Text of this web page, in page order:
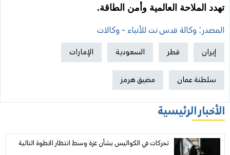
تهدد الملاحة العالمية وأمن الطاقة.
المصدر: وكالة قدس نت للأنباء - وكالات
إيران قطر السعودية الإمارات
سلطنة عمان مضيق هرمز
الأخبار الرئيسية
تحركات في الكواليس بشأن غزة وسط انتظار الخطوة التالية